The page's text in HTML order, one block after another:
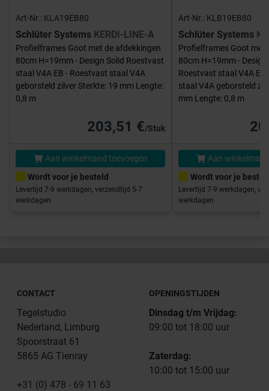
Art-Nr.: KLA19EB80
Schlüter Systems KERDI-LINE-A
Profielframes Goot met de afdekkingen
80cm H=19mm - Design Solid Roestvast
staal V4A EB - Roestvast staal V4A
geborsteld zilver Sterkte: 19 mm Lengte:
0,8 m
203,51 €/Stuk
Aan winkelmand toevoegen
Wordt voor je besteld
Levertijd 7-9 werkdagen, verzendtijd 5-7
werkdagen
Art-Nr.: KLB19EB80
Schlüter Systems
Profielframes Goot met
80cm H=19mm - Design
Roestvast staal V4A EB
staal V4A geborsteld
mm Lengte: 0,8 m
Aan
Wordt voor je
Levertijd 7-9 werkdagen,
werkdagen
CONTACT
Tegelstudio
Nederland, Limburg
Spoorstraat 61
5865 AG Tienray
+31 (0) 478 - 69 11 63
OPENINGSTIJDEN
Dinsdag t/m Vrijdag:
09:00 tot 18:00 uur
Zaterdag:
10:00 tot 15:00 uur